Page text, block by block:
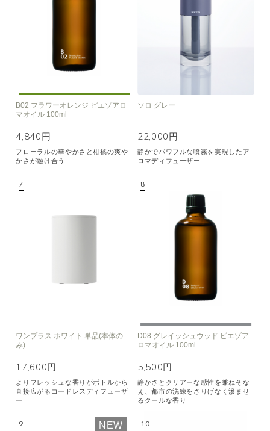
B02 フラワーオレンジ ピエゾアロ
マオイル 100ml
4,840円
フローラルの華やかさと柑橘の爽や
かさが融け合う
ソロ グレー
22,000円
静かでパワフルな噴霧を実現したア
ロマディフューザー
ワンプラス ホワイト 単品(本体の
み)
17,600円
よりフレッシュな香りがボトルから
直接広がるコードレスディフューザ
ー
D08 グレイッシュウッド ピエゾア
ロマオイル 100ml
5,500円
静かさとクリアーな感性を兼ねそな
え、都市の洗練をさりげなく滲ませ
るクールな香り
NEW